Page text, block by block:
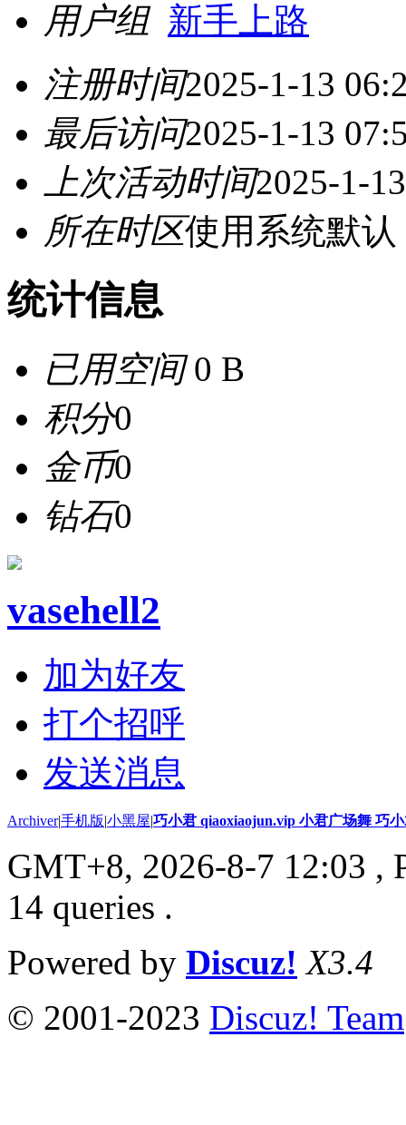
用户组 新手上路
注册时间2025-1-13
最后访问2025-1-13
上次活动时间2025-1-
所在时区使用系统默认
统计信息
已用空间0 B
积分0
金币0
钻石0
vasehell2
加为好友
打个招呼
发送消息
Archiver|手机版|小黑屋|巧小君 qiaoxiaojun.vip 小君广场舞 巧
GMT+8, 2026-8-7 12:03 ,
14 queries .
Powered by Discuz! X3.4
© 2001-2023 Discuz! Team